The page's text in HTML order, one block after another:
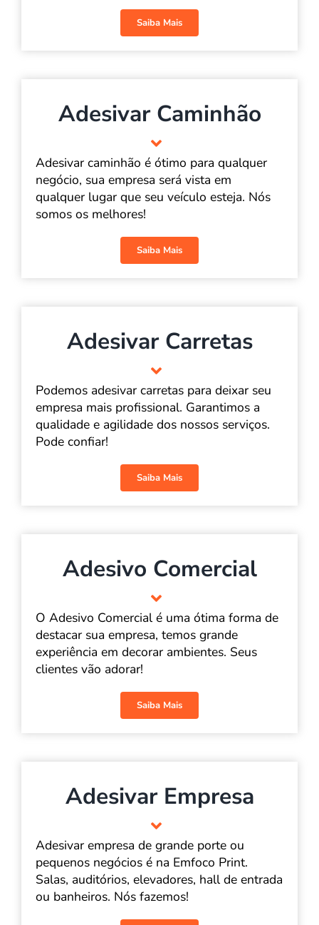
Saiba Mais
Adesivar Caminhão
Adesivar caminhão é ótimo para qualquer
negócio, sua empresa será vista em
qualquer lugar que seu veículo esteja. Nós
somos os melhores!
Saiba Mais
Adesivar Carretas
Podemos adesivar carretas para deixar seu
empresa mais profissional. Garantimos a
qualidade e agilidade dos nossos serviços.
Pode confiar!
Saiba Mais
Adesivo Comercial
O Adesivo Comercial é uma ótima forma de
destacar sua empresa, temos grande
experiência em decorar ambientes. Seus
clientes vão adorar!
Saiba Mais
Adesivar Empresa
Adesivar empresa de grande porte ou
pequenos negócios é na Emfoco Print.
Salas, auditórios, elevadores, hall de entrada
ou banheiros. Nós fazemos!